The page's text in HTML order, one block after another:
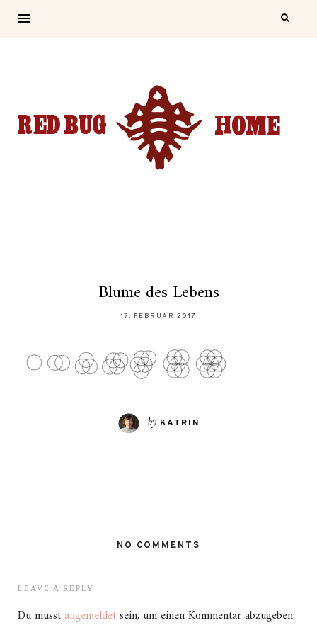
Blume des Lebens
17. FEBRUAR 2017
by KATRIN
NO COMMENTS
LEAVE A REPLY
Du musst angemeldetsein, um einen Kommentar abzugeben.